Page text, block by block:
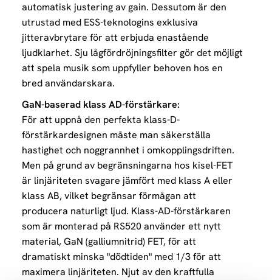
automatisk justering av gain. Dessutom är den
utrustad med ESS-teknologins exklusiva
jitteravbrytare för att erbjuda enastående
ljudklarhet. Sju lågfördröjningsfilter gör det möjligt
att spela musik som uppfyller behoven hos en
bred användarskara.
GaN-baserad klass AD-förstärkare:
För att uppnå den perfekta klass-D-
förstärkardesignen måste man säkerställa
hastighet och noggrannhet i omkopplingsdriften.
Men på grund av begränsningarna hos kisel-FET
är linjäriteten svagare jämfört med klass A eller
klass AB, vilket begränsar förmågan att
producera naturligt ljud. Klass-AD-förstärkaren
som är monterad på RS520 använder ett nytt
material, GaN (galliumnitrid) FET, för att
dramatiskt minska "dödtiden" med 1/3 för att
maximera linjäriteten. Njut av den kraftfulla